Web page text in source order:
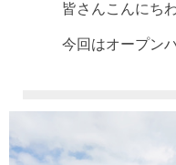
皆さんこんにち
今回はオープン